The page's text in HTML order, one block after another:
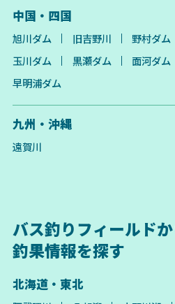
中国・四国
旭川ダム 旧吉野川 野村ダム
玉川ダム
黒瀬ダム 面河ダム
早明浦ダム
九州・沖縄
遠賀川
バス釣りフィールド
釣果情報を探す
北海道・東北